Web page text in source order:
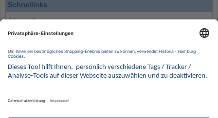
Schnellinks
Monatsliste
Angebote
Wissenswertes
Kontakt